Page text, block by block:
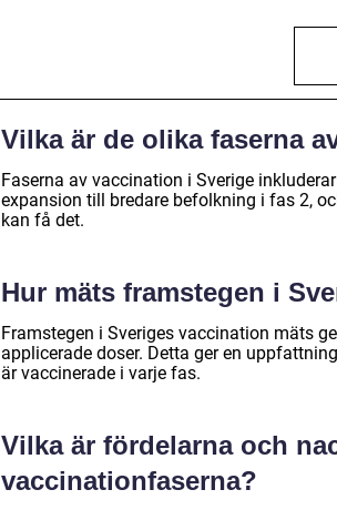
Vilka är de olika faserna
Faserna av vaccination i Sverige
expansion till bredare befolkning i fas 2,
kan få det.
Hur mäts framstegen i
Framstegen i Sveriges vaccination mäts
applicerade doser. Detta ger en
är vaccinerade i varje fas.
Vilka är fördelarna och
vaccinationfaserna?